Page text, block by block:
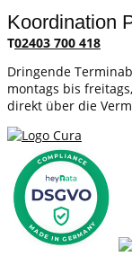
Koordination
T02403 700 418
Dringende
montags bis
direkt über die